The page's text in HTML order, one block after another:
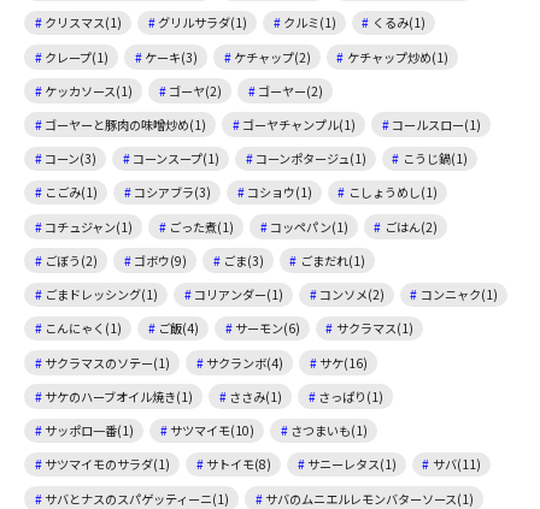
クリスマス(1)
グリルサラダ(1) クルミ(1)
くるみ(1)
クレープ(1)
ケーキ(3) ケチャップ(2)
ケチャップ炒め(1)
ケッカソース(1)
ゴーヤ(2)
ゴーヤー(2)
ゴーヤーと豚肉の味噌炒め(1)
ゴーヤチャンプル(1)
コールスロー(1)
コーン(3)
コーンスープ(1) コーンポタージュ(1)
こうじ鍋(1)
こごみ(1)
コシアブラ(3) コショウ(1)
こしょうめし(1)
コチュジャン(1)
ごった煮(1) コッペパン(1)
ごはん(2)
ごぼう(2)
ゴボウ(9) ごま(3)
ごまだれ(1)
ごまドレッシング(1)
コリアンダー(1) コンソメ(2)
コンニャク(1)
こんにゃく(1)
ご飯(4) サーモン(6)
サクラマス(1)
サクラマスのソテー(1)
サクランボ(4)
サケ(16)
サケのハーブオイル焼き(1)
ささみ(1)
さっぱり(1)
サッポロ一番(1)
サツマイモ(10)
さつまいも(1)
サツマイモのサラダ(1)
サトイモ(8) サニーレタス(1)
サバ(11)
サバとナスのスパゲッティーニ(1)
サバのムニエルレモンバターソース(1)